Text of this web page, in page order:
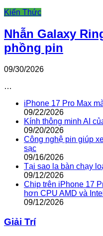
Kiến Thức
Nhẫn Galaxy
phồng pin
09/30/2026
…
iPhone 17 Pro Max
09/22/2026
Kính thông minh AI
09/20/2026
Công nghệ pin giúp
sạc
09/16/2026
Tại sao la bàn chạy
09/12/2026
Chip trên iPhone 17
hơn CPU AMD và Intel
09/12/2026
Giải Trí